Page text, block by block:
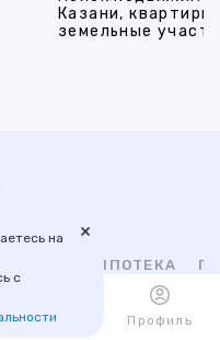
Казани,
земельные
ИПОТЕКА
НОВОСТРОЙКИ
на
с
×
Профиль